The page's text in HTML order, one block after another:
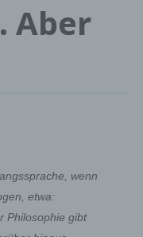
Aber
wenn
etwa:
Philosophie gibt